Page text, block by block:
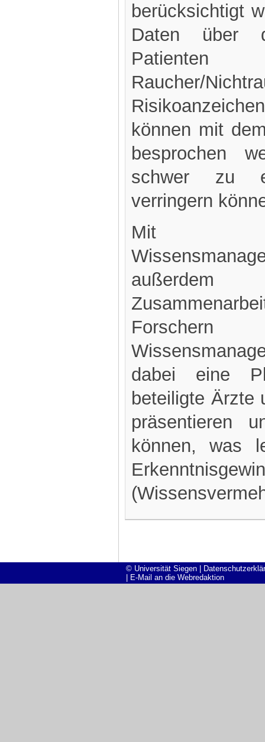
berücksichtigt
Daten über
Patienten
Raucher/
können mit
besprochen
schwer zu
verringern
Mit
dabei eine
beteiligte Ärzte
präsentieren
können, was
© Universität Siegen|
| E-Mail an die Webredaktion